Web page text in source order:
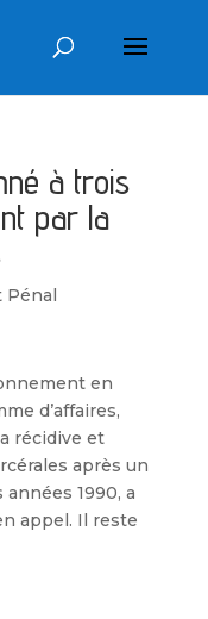
à trois
par la
Pénal
en
d’affaires,
récidive et
après un
1990, a
appel. Il reste